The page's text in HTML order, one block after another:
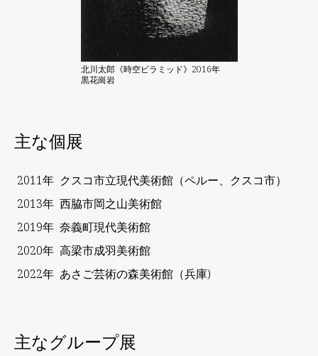
北川太郎《時空ピラミッド》2016年
黒花崗岩
主な個展
2011年 クスコ市立現代美術館（ペルー、クスコ市）
2013年 西脇市岡之山美術館
2019年 奈義町現代美術館
2020年 高梁市成羽美術館
2022年 あさご芸術の森美術館（兵庫)
主なグループ展